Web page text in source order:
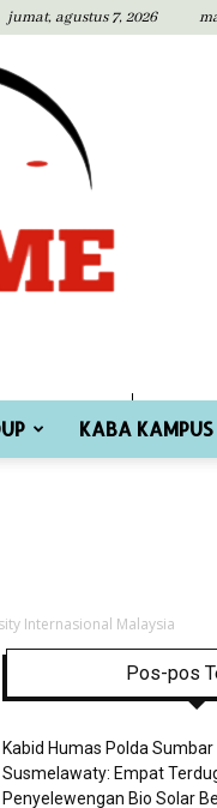
jumat, agustus 7, 2026
KABA KAMPUS
Internasional Malaysia
Pos-pos
Kabid Humas Polda Sumbar
Susmelawaty: Empat
Penyelewengan Bio Solar